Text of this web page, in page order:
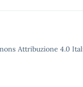
Attribuzione 4.0